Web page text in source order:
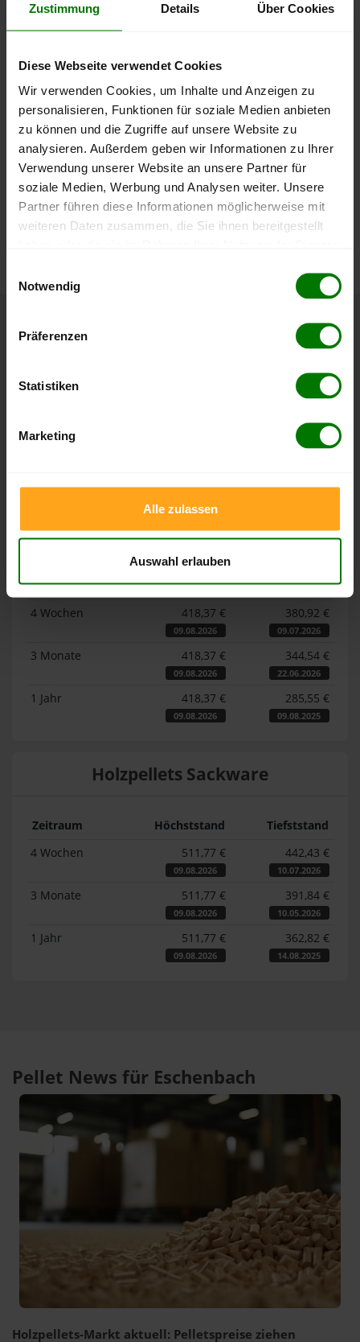
Zustimmung Details Über Cookies
Diese Webseite verwendet Cookies
Wir verwenden Cookies, um Inhalte und Anzeigen zu
personalisieren, Funktionen für soziale Medien anbieten
zu können und die Zugriffe auf unsere Website zu
analysieren. Außerdem geben wir Informationen zu Ihrer
Verwendung unserer Website an unsere Partner für
soziale Medien, Werbung und Analysen weiter. Unsere
Partner führen diese Informationen möglicherweise mit
weiteren Daten zusammen, die Sie ihnen bereitgestellt
Notwendig
Präferenzen
Statistiken
Marketing
Alle zulassen
Auswahl erlauben
lose Ware Sackware
September
Januar
Mai
250 €
300 €
350 €
Die aktuelle Preisentwicklung für Holzpellets in Deutschland
können Sie jederzeit auf unsererPelletspreise-Seite
Höchst- und Tiefststände der
Pelletspreise für lose Holzpellets und Holzpellets
Sackware in Eschenbach
. Das dazugehörige Datum zeigt,
Lose Holzpellets
Zeitraum Höchststand
Tiefststand
4 Wochen
418,37 €
09.08.2026
380,92 €
09.07.2026
3 Monate 418,37 €
09.08.2026
344,54 €
22.06.2026
1 Jahr 418,37 €
09.08.2026
285,55 €
09.08.2025
Holzpellets Sackware
Zeitraum Höchststand
Tiefststand
4 Wochen
511,77 €
09.08.2026
442,43 €
10.07.2026
3 Monate 511,77 €
09.08.2026
391,84 €
10.05.2026
1 Jahr 511,77 €
09.08.2026
362,82 €
14.08.2025
Pellet News für Eschenbach
Holzpellets-Markt aktuell: Pelletspreise ziehen